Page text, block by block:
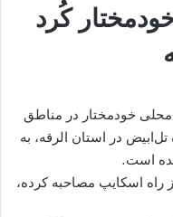
کُرد
خودمختار در مناطق
در استان الرقه، به
است.
راه اسکایپ مصاحبه کرده،